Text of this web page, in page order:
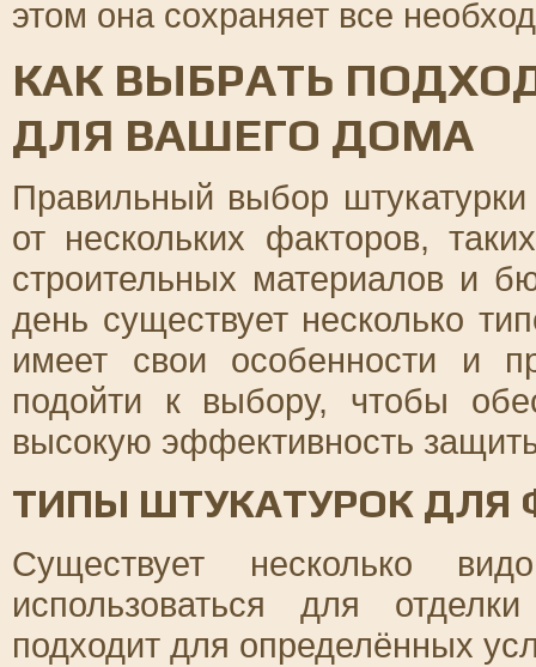
этом она сохраняет все
КАК ВЫБРАТЬ
ДЛЯ ВАШЕГО ДОМА
Правильный выбор
от нескольких факторов,
строительных материалов и
день существует несколько
имеет свои особенности и
подойти к выбору, чтобы
высокую эффективность
ТИПЫ ШТУКАТУРОК ДЛЯ
Существует несколько
использоваться для
подходит для определённых